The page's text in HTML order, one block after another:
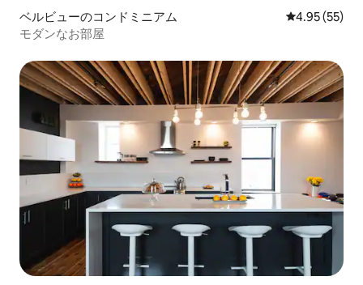
ベルビューのコンドミニアム レビュー55
4.95 (55)
モダンなお部屋